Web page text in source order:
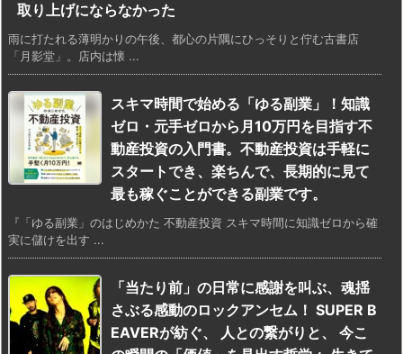
取り上げにならなかった
雨に打たれる薄明かりの午後、都心の片隅にひっそりと佇む古書店
「月影堂」。店内は懐 ...
スキマ時間で始める「ゆる副業」！知識
ゼロ・元手ゼロから月10万円を目指す不
動産投資の入門書。不動産投資は手軽に
スタートでき、楽ちんで、長期的に見て
最も稼ぐことができる副業です。
『「ゆる副業」のはじめかた 不動産投資 スキマ時間に知識ゼロから確
実に儲けを出す ...
「当たり前」の日常に感謝を叫ぶ、魂揺
さぶる感動のロックアンセム！ SUPER B
EAVERが紡ぐ、 人との繋がりと、 今こ